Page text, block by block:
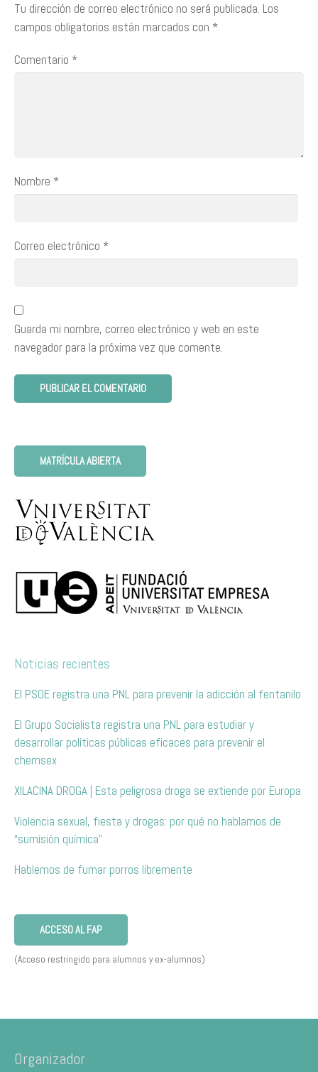
Tu dirección de correo electrónico no será publicada. Los
campos obligatorios están marcados con *
Comentario *
Nombre *
Correo electrónico *
Guarda mi nombre, correo electrónico y web en este
navegador para la próxima vez que comente.
MATRÍCULA ABIERTA
Noticias recientes
El PSOE registra una PNL para prevenir la adicción al fentanilo
El Grupo Socialista registra una PNL para estudiar y
desarrollar políticas públicas eficaces para prevenir el
chemsex
XILACINA DROGA | Esta peligrosa droga se extiende por Europa
Violencia sexual, fiesta y drogas: por qué no hablamos de
“sumisión química”
Hablemos de fumar porros libremente
ACCESO AL FAP
(Acceso restringido para alumnos y ex-alumnos)
Organizador